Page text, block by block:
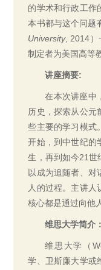
的学术和行政工作
本书都与这个问题
University, 2014）
制定者为美国高等
讲座摘要:
在本次讲座中
历史，探索从公元
些主要的学习模式
开始，到中世纪的
生，再到如今21世
以成为追随者、对
人的过程。主讲人
核心都是通过向他
维思大学简介：
维思大学（
学、卫斯廉大学或